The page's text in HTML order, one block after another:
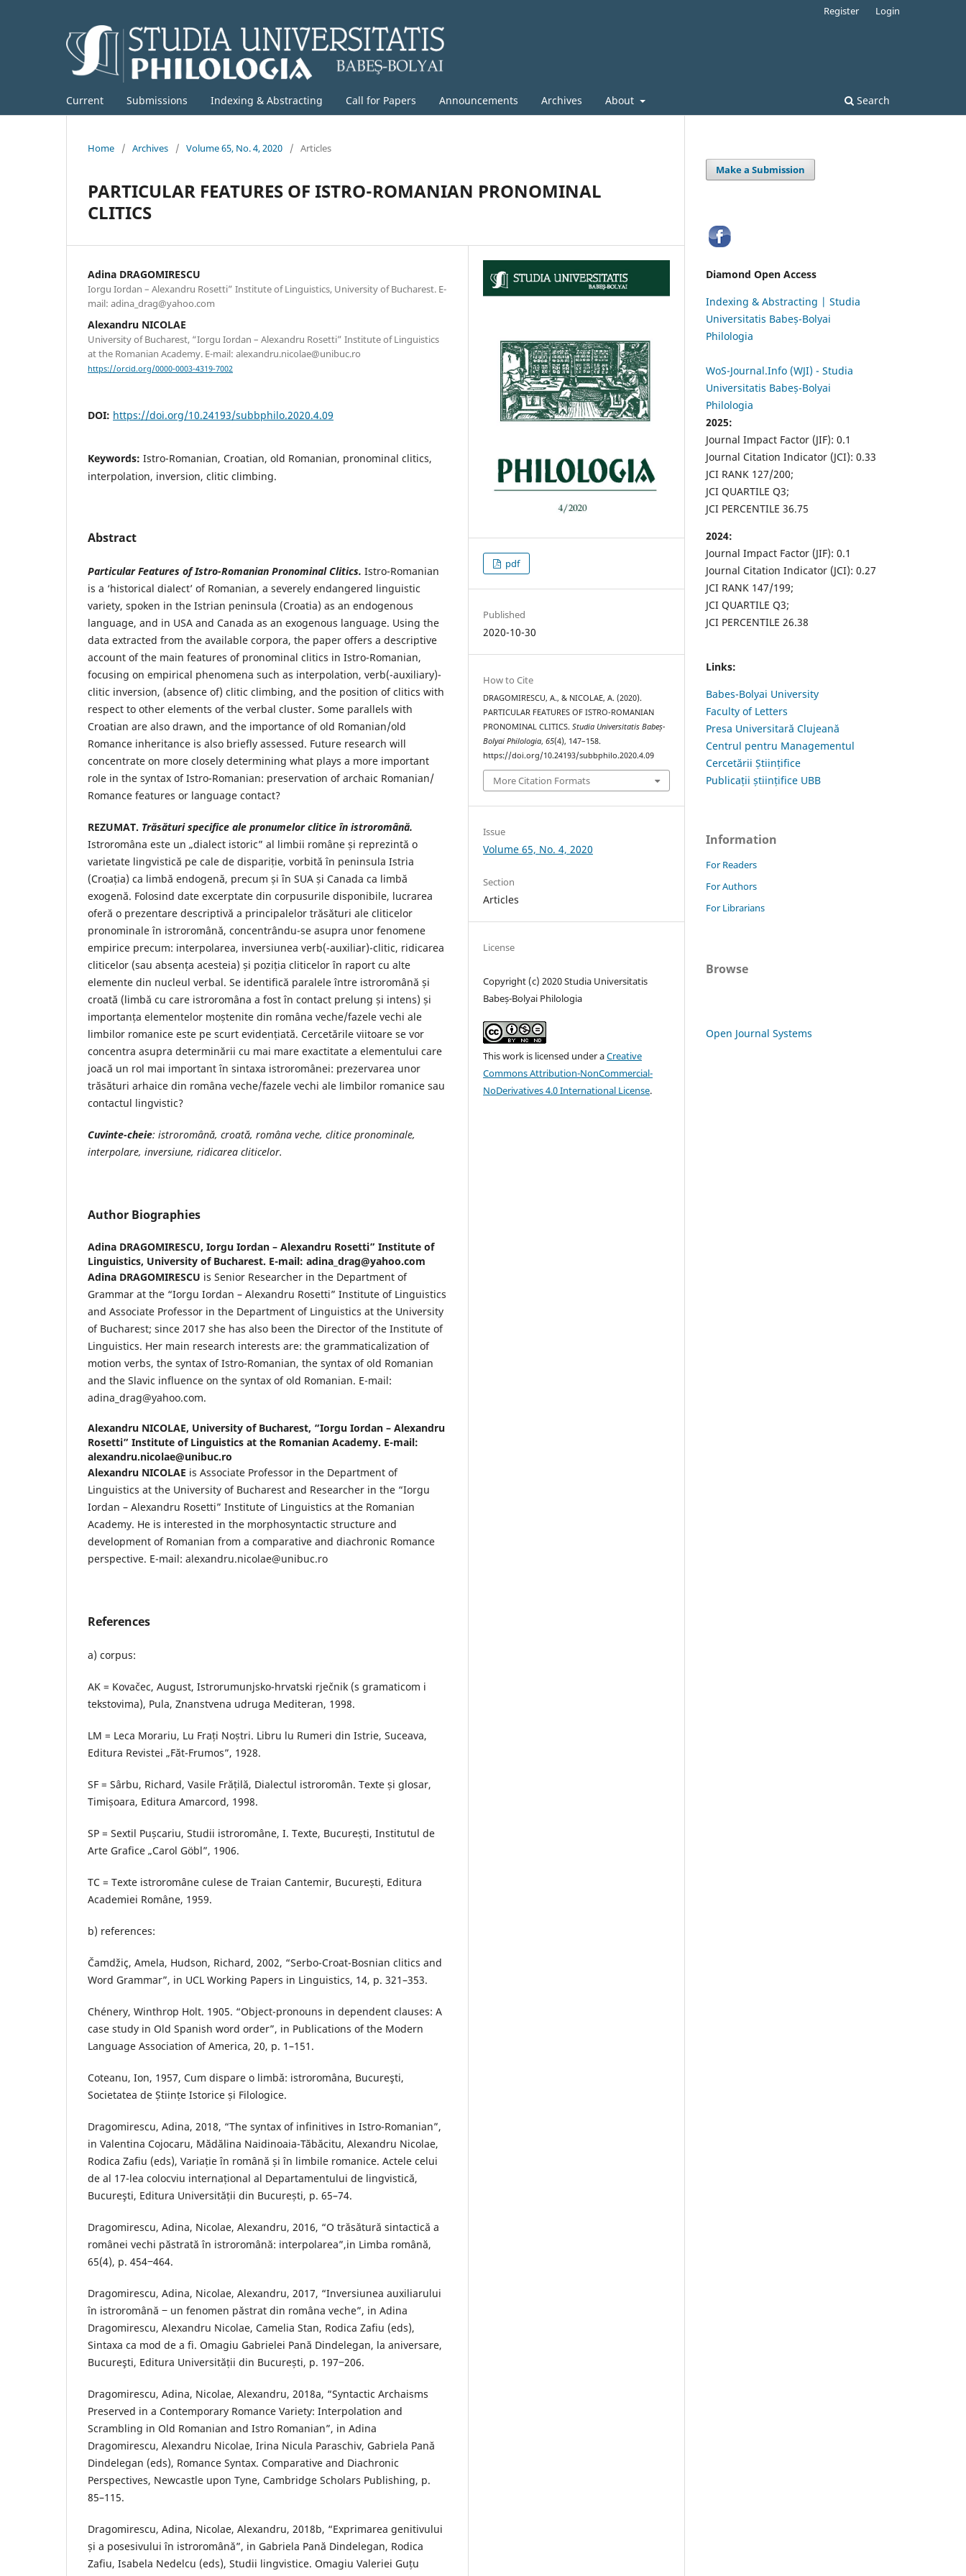
Current Submissions Indexing & Abstracting Call for Papers Announcements Archives About Search
Register Login
Home / Archives / Volume 65, No. 4, 2020 / Articles
PARTICULAR FEATURES OF ISTRO-ROMANIAN PRONOMINAL
CLITICS
Adina DRAGOMIRESCU
Iorgu Iordan – Alexandru Rosetti” Institute of Linguistics, University of Bucharest. E-
mail: adina_drag@yahoo.com
Alexandru NICOLAE
University of Bucharest, “Iorgu Iordan – Alexandru Rosetti” Institute of Linguistics
at the Romanian Academy. E-mail: alexandru.nicolae@unibuc.ro
https://orcid.org/0000-0003-4319-7002
DOI: https://doi.org/10.24193/subbphilo.2020.4.09
Keywords: Istro-Romanian, Croatian, old Romanian, pronominal clitics,
interpolation, inversion, clitic climbing.
Abstract
Particular Features of Istro-Romanian Pronominal Clitics. Istro-Romanian
is a ‘historical dialect’ of Romanian, a severely endangered linguistic
variety, spoken in the Istrian peninsula (Croatia) as an endogenous
language, and in USA and Canada as an exogenous language. Using the
data extracted from the available corpora, the paper offers a descriptive
account of the main features of pronominal clitics in Istro-Romanian,
focusing on empirical phenomena such as interpolation, verb(-auxiliary)-
clitic inversion, (absence of) clitic climbing, and the position of clitics with
respect to other elements of the verbal cluster. Some parallels with
Croatian are also drawn, and the importance of old Romanian/old
Romance inheritance is also briefly assessed. Future research will
concentrate on more closely determining what plays a more important
role in the syntax of Istro-Romanian: preservation of archaic Romanian/
Romance features or language contact?
REZUMAT. Trăsături specifice ale pronumelor clitice în istroromână.
Istroromâna este un „dialect istoric” al limbii române și reprezintă o
varietate lingvistică pe cale de dispariție, vorbită în peninsula Istria
(Croația) ca limbă endogenă, precum și în SUA și Canada ca limbă
exogenă. Folosind date excerptate din corpusurile disponibile, lucrarea
oferă o prezentare descriptivă a principalelor trăsături ale cliticelor
pronominale în istroromână, concentrându-se asupra unor fenomene
empirice precum: interpolarea, inversiunea verb(-auxiliar)-clitic, ridicarea
cliticelor (sau absența acesteia) și poziția cliticelor în raport cu alte
elemente din nucleul verbal. Se identifică paralele între istroromână și
croată (limbă cu care istroromâna a fost în contact prelung și intens) și
importanța elementelor moștenite din româna veche/fazele vechi ale
limbilor romanice este pe scurt evidențiată. Cercetările viitoare se vor
concentra asupra determinării cu mai mare exactitate a elementului care
joacă un rol mai important în sintaxa istroromânei: prezervarea unor
trăsături arhaice din româna veche/fazele vechi ale limbilor romanice sau
contactul lingvistic?
Cuvinte-cheie: istroromână, croată, româna veche, clitice pronominale,
interpolare, inversiune, ridicarea cliticelor.
Author Biographies
Adina DRAGOMIRESCU, Iorgu Iordan – Alexandru Rosetti” Institute of
Linguistics, University of Bucharest. E-mail: adina_drag@yahoo.com
Adina DRAGOMIRESCU is Senior Researcher in the Department of
Grammar at the “Iorgu Iordan – Alexandru Rosetti” Institute of Linguistics
and Associate Professor in the Department of Linguistics at the University
of Bucharest; since 2017 she has also been the Director of the Institute of
Linguistics. Her main research interests are: the grammaticalization of
motion verbs, the syntax of Istro-Romanian, the syntax of old Romanian
and the Slavic influence on the syntax of old Romanian. E-mail:
adina_drag@yahoo.com.
Alexandru NICOLAE, University of Bucharest, “Iorgu Iordan – Alexandru
Rosetti” Institute of Linguistics at the Romanian Academy. E-mail:
alexandru.nicolae@unibuc.ro
Alexandru NICOLAE is Associate Professor in the Department of
Linguistics at the University of Bucharest and Researcher in the “Iorgu
Iordan – Alexandru Rosetti” Institute of Linguistics at the Romanian
Academy. He is interested in the morphosyntactic structure and
development of Romanian from a comparative and diachronic Romance
perspective. E-mail: alexandru.nicolae@unibuc.ro
References
a) corpus:
AK = Kovačec, August, Istrorumunjsko-hrvatski rječnik (s gramaticom i
tekstovima), Pula, Znanstvena udruga Mediteran, 1998.
LM = Leca Morariu, Lu Frați Noștri. Libru lu Rumeri din Istrie, Suceava,
Editura Revistei „Făt-Frumos”, 1928.
SF = Sârbu, Richard, Vasile Frățilă, Dialectul istroromân. Texte și glosar,
Timișoara, Editura Amarcord, 1998.
SP = Sextil Pușcariu, Studii istroromâne, I. Texte, București, Institutul de
Arte Grafice „Carol Göbl”, 1906.
TC = Texte istroromâne culese de Traian Cantemir, București, Editura
Academiei Române, 1959.
b) references:
Čamdžiç, Amela, Hudson, Richard, 2002, “Serbo-Croat-Bosnian clitics and
Word Grammar”, in UCL Working Papers in Linguistics, 14, p. 321–353.
Chénery, Winthrop Holt. 1905. “Object-pronouns in dependent clauses: A
case study in Old Spanish word order”, in Publications of the Modern
Language Association of America, 20, p. 1–151.
Coteanu, Ion, 1957, Cum dispare o limbă: istroromâna, Bucureşti,
Societatea de Științe Istorice și Filologice.
Dragomirescu, Adina, 2018, “The syntax of infinitives in Istro-Romanian”,
in Valentina Cojocaru, Mădălina Naidinoaia-Tăbăcitu, Alexandru Nicolae,
Rodica Zafiu (eds), Variație în română și în limbile romanice. Actele celui
de al 17-lea colocviu internațional al Departamentului de lingvistică,
Bucureşti, Editura Universității din București, p. 65–74.
Dragomirescu, Adina, Nicolae, Alexandru, 2016, “O trăsătură sintactică a
românei vechi păstrată în istroromână: interpolarea”,in Limba română,
65(4), p. 454‒464.
Dragomirescu, Adina, Nicolae, Alexandru, 2017, “Inversiunea auxiliarului
în istroromână ‒ un fenomen păstrat din româna veche”, in Adina
Dragomirescu, Alexandru Nicolae, Camelia Stan, Rodica Zafiu (eds),
Sintaxa ca mod de a fi. Omagiu Gabrielei Pană Dindelegan, la aniversare,
Bucureşti, Editura Universității din București, p. 197‒206.
Dragomirescu, Adina, Nicolae, Alexandru, 2018a, “Syntactic Archaisms
Preserved in a Contemporary Romance Variety: Interpolation and
Scrambling in Old Romanian and Istro Romanian”, in Adina
Dragomirescu, Alexandru Nicolae, Irina Nicula Paraschiv, Gabriela Pană
Dindelegan (eds), Romance Syntax. Comparative and Diachronic
Perspectives, Newcastle upon Tyne, Cambridge Scholars Publishing, p.
85–115.
Dragomirescu, Adina, Nicolae, Alexandru, 2018b, “Exprimarea genitivului
și a posesivului în istroromână”, in Gabriela Pană Dindelegan, Rodica
Zafiu, Isabela Nedelcu (eds), Studii lingvistice. Omagiu Valeriei Guțu
pdf
Published
2020-10-30
How to Cite
DRAGOMIRESCU, A., & NICOLAE, A. (2020).
PARTICULAR FEATURES OF ISTRO-ROMANIAN
PRONOMINAL CLITICS.Studia Universitatis Babeș-
Bolyai Philologia,65(4), 147–158.
https://doi.org/10.24193/subbphilo.2020.4.09
More Citation Formats
Issue
Volume 65, No. 4, 2020
Section
Articles
License
Copyright (c) 2020 Studia Universitatis
Babeș-Bolyai Philologia
This work is licensed under aCreative
Commons Attribution-NonCommercial-
NoDerivatives 4.0 International License.
Make a Submission
Diamond Open Access
Indexing & Abstracting | Studia
Universitatis Babeș-Bolyai
Philologia
WoS-Journal.Info (WJI) - Studia
Universitatis Babeș-Bolyai
Philologia
2025:
Journal Impact Factor (JIF): 0.1
Journal Citation Indicator (JCI): 0.33
JCI RANK 127/200;
JCI QUARTILE Q3;
JCI PERCENTILE 36.75
2024:
Journal Impact Factor (JIF): 0.1
Journal Citation Indicator (JCI): 0.27
JCI RANK 147/199;
JCI QUARTILE Q3;
JCI PERCENTILE 26.38
Links:
Babes-Bolyai University
Faculty of Letters
Presa Universitară Clujeană
Centrul pentru Managementul
Cercetării Științifice
Publicații științifice UBB
Information
For Readers
For Authors
For Librarians
Browse
Open Journal Systems